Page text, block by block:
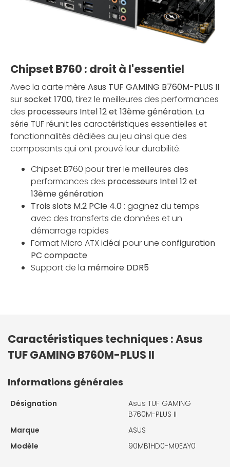
Chipset B760 : droit à l'essentiel
Avec la carte mère Asus TUF GAMING B760M-PLUS II
sursocket 1700, tirez le meilleures des performances
des processeurs Intel 12 et 13ème génération. La
série TUF réunit les caractéristiques essentielles et
fonctionnalités dédiées au jeu ainsi que des
composants qui ont prouvé leur durabilité.
Chipset B760 pour tirer le meilleures des
performances des processeurs Intel 12 et
13ème génération
Trois slots M.2 PCIe 4.0 : gagnez du temps
avec des transferts de données et un
démarrage rapides
Format Micro ATX idéal pour une configuration
PC compacte
Support de la mémoire DDR5
Caractéristiques techniques : Asus
TUF GAMING B760M-PLUS II
Informations générales
Désignation
Asus TUF GAMING
B760M-PLUS II
Marque
ASUS
Modèle
90MB1HD0-M0EAY0